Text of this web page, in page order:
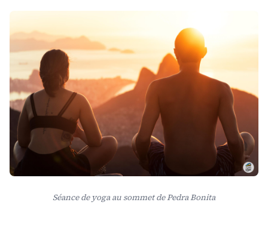
Séance de yoga au sommet de Pedra Bonita